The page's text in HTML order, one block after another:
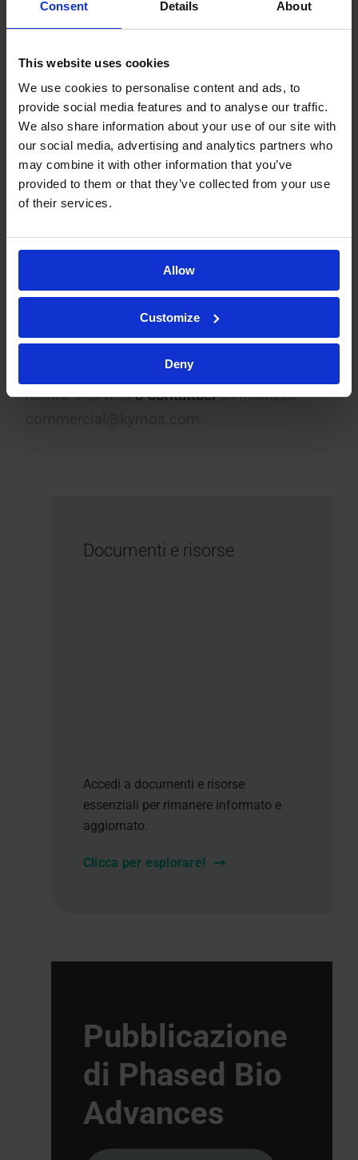
Consent Details About
This website uses cookies
We use cookies to personalise content and ads, to
provide social media features and to analyse our traffic.
We also share information about your use of our site with
our social media, advertising and analytics partners who
may combine it with other information that you’ve
provided to them or that they’ve collected from your use
of their services.
Allow
Customize
Deny
biologiche?”, chiede ildott. Celma.
“Negli ultimi decenni è stato svolto molto
lavoro sulle piccole molecole, il che rende più
difficile scoprire nuovi principi attivi e
meccanismi d’azione. Lo sviluppo di prodotti
biologici non è certamente privo di sfide
(metodologie complesse, costi e tempi più
lunghi), ma questo lo rende anche
entusiasmante. D’altra parte, proprio queste
Per maggiori informazioni su
nostro sito webo contattaciall’indirizzo
Documenti e risorse
Accedi a documenti e risorse
essenziali per rimanere informato e
aggiornato.
Clicca per esplorare!
Pubblicazione
di Phased Bio
Advances